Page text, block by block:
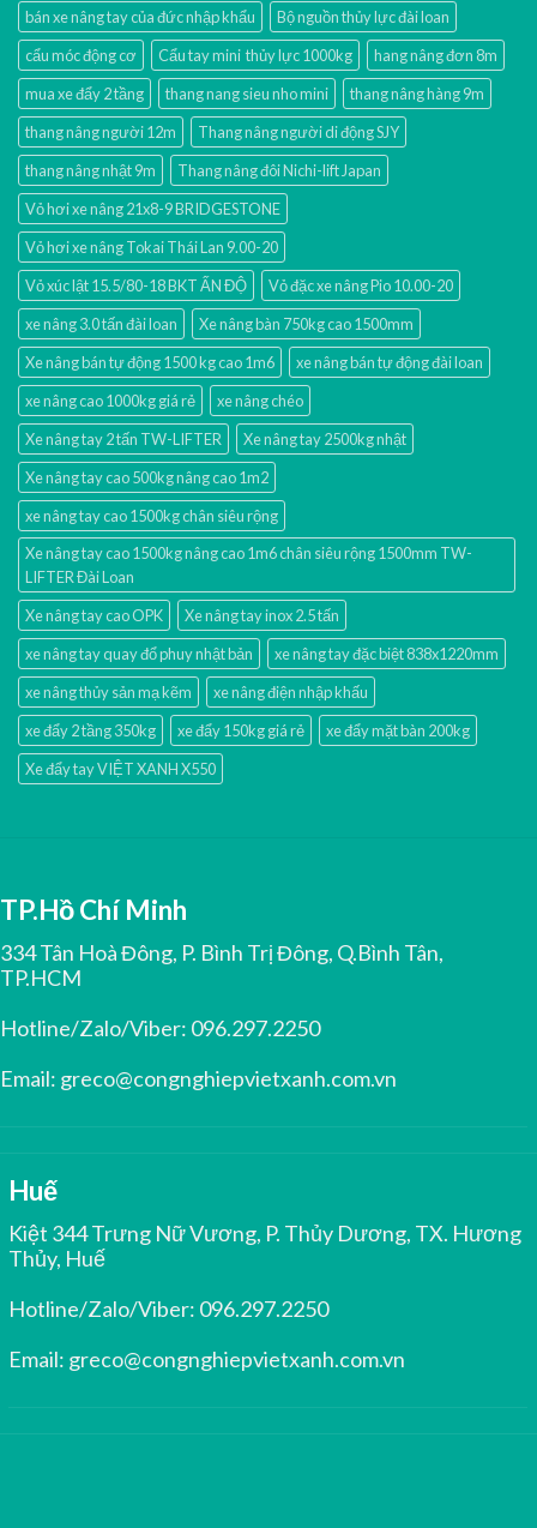
bán xe nâng tay của đức nhập khẩu
Bộ nguồn thủy lực đài loan
cẩu móc động cơ
Cẩu tay mini thủy lực 1000kg
hang nâng đơn 8m
mua xe đẩy 2 tầng
thang nang sieu nho mini
thang nâng hàng 9m
thang nâng người 12m
Thang nâng người di động SJY
thang nâng nhật 9m
Thang nâng đôi Nichi-lift Japan
Vỏ hơi xe nâng 21x8-9 BRIDGESTONE
Vỏ hơi xe nâng Tokai Thái Lan 9.00-20
Vỏ xúc lật 15.5/80-18 BKT ẤN ĐỘ
Vỏ đặc xe nâng Pio 10.00-20
xe nâng 3.0 tấn đài loan
Xe nâng bàn 750kg cao 1500mm
Xe nâng bán tự động 1500 kg cao 1m6
xe nâng bán tự động đài loan
xe nâng cao 1000kg giá rẻ
xe nâng chéo
Xe nâng tay 2 tấn TW-LIFTER
Xe nâng tay 2500kg nhật
Xe nâng tay cao 500kg nâng cao 1m2
xe nâng tay cao 1500kg chân siêu rộng
Xe nâng tay cao 1500kg nâng cao 1m6 chân siêu rộng 1500mm TW-
LIFTER Đài Loan
Xe nâng tay cao OPK
Xe nâng tay inox 2.5 tấn
xe nâng tay quay đổ phuy nhật bản
xe nâng tay đặc biệt 838x1220mm
xe nâng thủy sản mạ kẽm
xe nâng điện nhập khấu
xe đẩy 2 tầng 350kg
xe đẩy 150kg giá rẻ
xe đẩy mặt bàn 200kg
Xe đẩy tay VIỆT XANH X550
TP.Hồ Chí Minh
334 Tân Hoà Đông, P. Bình Trị Đông, Q.Bình Tân,
TP.HCM
Hotline/Zalo/Viber: 096.297.2250
Email: greco@congnghiepvietxanh.com.vn
Huế
Kiệt 344 Trưng Nữ Vương, P. Thủy Dương, TX. Hương
Thủy, Huế
Hotline/Zalo/Viber: 096.297.2250
Email: greco@congnghiepvietxanh.com.vn